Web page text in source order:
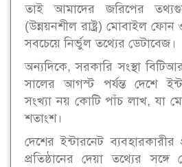
তাই আমাদের জরিপের
(উন্নয়নশীল রাষ্ট্র) মোবাইল ফোন
সবচেয়ে নির্ভুল তথ্যের ডেটাবেজ।
অন্যদিকে, সরকারি সংস্থা
সালের আগস্ট পর্যন্ত দেশে
সংখ্যা নয় কোটি পাঁচ লাখ, যা
শতাংশ।
দেশের ইন্টারনেট
প্রতিষ্ঠানের দেয়া তথ্যের সঙ্গে